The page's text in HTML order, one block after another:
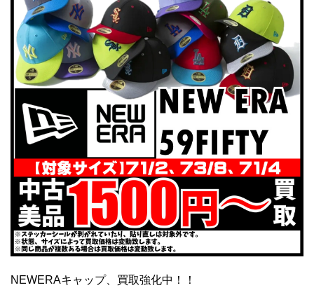
NEWERAキャップ、買取強化中！！